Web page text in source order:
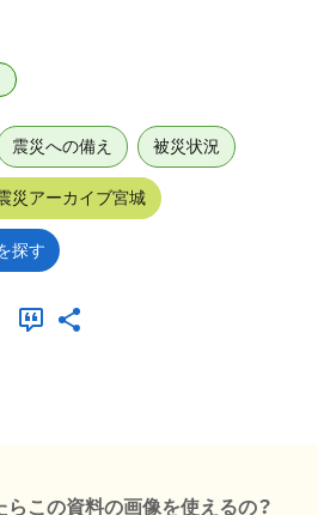
震災への備え 被災状況
災アーカイブ宮城
探す
らこの資料の画像を使えるの？